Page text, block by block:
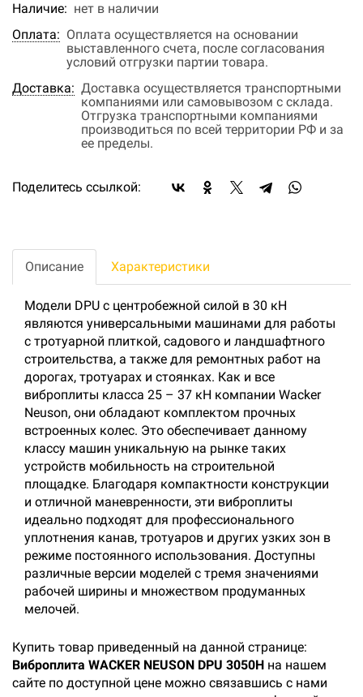
Наличие: нет в наличии
Оплата: Оплата осуществляется на основании
выставленного счета, после согласования
условий отгрузки партии товара.
Доставка: Доставка осуществляется транспортными
компаниями или самовывозом с склада.
Отгрузка транспортными компаниями
производиться по всей территории РФ и за
ее пределы.
Поделитесь ссылкой:
Описание Характеристики
Модели DPU с центробежной силой в 30 кН
являются универсальными машинами для работы
с тротуарной плиткой, садового и ландшафтного
строительства, а также для ремонтных работ на
дорогах, тротуарах и стоянках. Как и все
виброплиты класса 25 – 37 кН компании Wacker
Neuson, они обладают комплектом прочных
встроенных колес. Это обеспечивает данному
классу машин уникальную на рынке таких
устройств мобильность на строительной
площадке. Благодаря компактности конструкции
и отличной маневренности, эти виброплиты
идеально подходят для профессионального
уплотнения канав, тротуаров и других узких зон в
режиме постоянного использования. Доступны
различные версии моделей с тремя значениями
рабочей ширины и множеством продуманных
мелочей.
Купить товар приведенный на данной странице:
Виброплита WACKER NEUSON DPU 3050H на нашем
сайте по доступной цене можно связавшись с нами